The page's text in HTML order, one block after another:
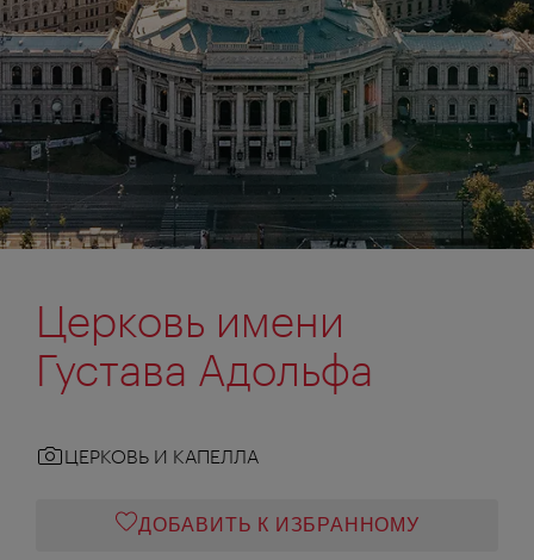
Церковь имени
Густава Адольфа
ЦЕРКОВЬ И КАПЕЛЛА
ДОБАВИТЬ К ИЗБРАННОМУ